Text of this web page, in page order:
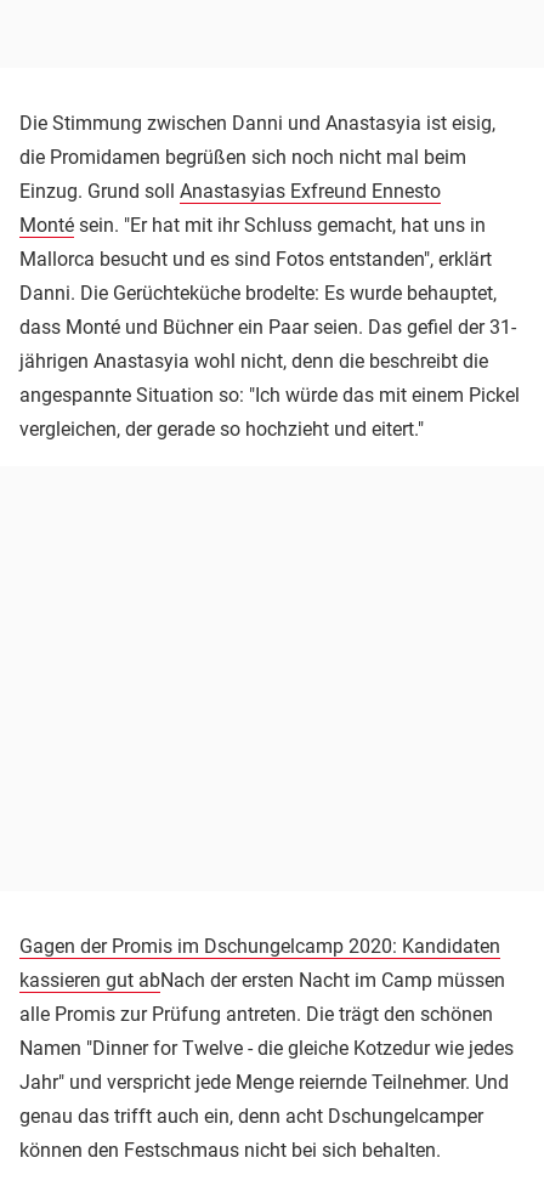
Die Stimmung zwischen Danni und Anastasyia ist eisig,
die Promidamen begrüßen sich noch nicht mal beim
Einzug. Grund soll Anastasyias Exfreund Ennesto
Monté sein. "Er hat mit ihr Schluss gemacht, hat uns in
Mallorca besucht und es sind Fotos entstanden", erklärt
Danni. Die Gerüchteküche brodelte: Es wurde behauptet,
dass Monté und Büchner ein Paar seien. Das gefiel der 31-
jährigen Anastasyia wohl nicht, denn die beschreibt die
angespannte Situation so: "Ich würde das mit einem Pickel
vergleichen, der gerade so hochzieht und eitert."
Gagen der Promis im Dschungelcamp 2020: Kandidaten
kassieren gut abNach der ersten Nacht im Camp müssen
alle Promis zur Prüfung antreten. Die trägt den schönen
Namen "Dinner for Twelve - die gleiche Kotzedur wie jedes
Jahr" und verspricht jede Menge reiernde Teilnehmer. Und
genau das trifft auch ein, denn acht Dschungelcamper
können den Festschmaus nicht bei sich behalten.